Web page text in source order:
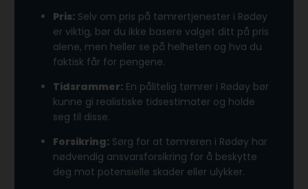
Pris: Selv om pris på tømrertjenester i Rødøy
er viktig, bør du ikke basere valget ditt på pris
alene, men heller se på helheten og hva du
faktisk får for pengene.
Tidsrammer: En pålitelig tømrer i Rødøy bør
kunne gi realistiske tidsestimater og holde
seg til disse.
Forsikring: Sørg for at tømreren i Rødøy har
nødvendig ansvarsforsikring for å beskytte
deg mot potensielle skader eller ulykker.